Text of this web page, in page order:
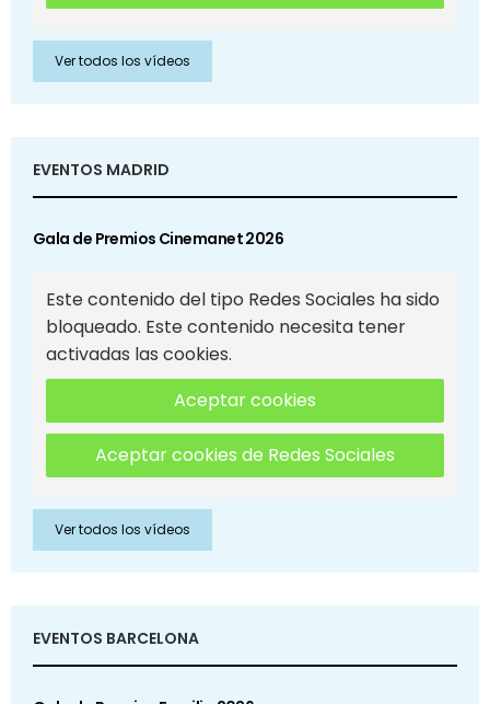
Ver todos los vídeos
EVENTOS MADRID
Gala de Premios Cinemanet 2026
Este contenido del tipo Redes Sociales ha sido
bloqueado. Este contenido necesita tener
activadas las cookies.
Aceptar cookies
Aceptar cookies de Redes Sociales
Ver todos los vídeos
EVENTOS BARCELONA